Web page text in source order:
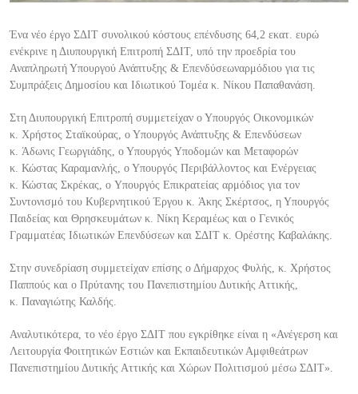
Ένα νέο έργο ΣΔΙΤ συνολικού κόστους επένδυσης 64,2 εκατ. ευρώ
ενέκρινε η Διυπουργική Επιτροπή ΣΔΙΤ, υπό την προεδρία του
Αναπληρωτή Υπουργού Ανάπτυξης & Επενδύσεωναρμόδιου για τις
Συμπράξεις Δημοσίου και Ιδιωτικού Τομέα κ. Νίκου Παπαθανάση.
Στη Διυπουργική Επιτροπή συμμετείχαν ο Υπουργός Οικονομικών
κ. Χρήστος Σταϊκούρας, ο Υπουργός Ανάπτυξης & Επενδύσεων
κ. Άδωνις Γεωργιάδης, ο Υπουργός Υποδομών και Μεταφορών
κ. Κώστας Καραμανλής, ο Υπουργός Περιβάλλοντος και Ενέργειας
κ. Κώστας Σκρέκας, o Υπουργός Επικρατείας αρμόδιος για τον
Συντονισμό του Κυβερνητικού Έργου κ. Άκης Σκέρτσος, η Υπουργός
Παιδείας και Θρησκευμάτων κ. Νίκη Κεραμέως και ο Γενικός
Γραμματέας Ιδιωτικών Επενδύσεων και ΣΔΙΤ κ. Ορέστης Καβαλάκης.
Στην συνεδρίαση συμμετείχαν επίσης ο Δήμαρχος Φυλής, κ. Χρήστος
Παππούς και ο Πρύτανης του Πανεπιστημίου Δυτικής Αττικής,
κ. Παναγιώτης Καλδής.
Αναλυτικότερα, το νέο έργο ΣΔΙΤ που εγκρίθηκε είναι η «Ανέγερση και
Λειτουργία Φοιτητικών Εστιών και Εκπαιδευτικών Αμφιθεάτρων
Πανεπιστημίου Δυτικής Αττικής και Χώρων Πολιτισμού μέσω ΣΔΙΤ».